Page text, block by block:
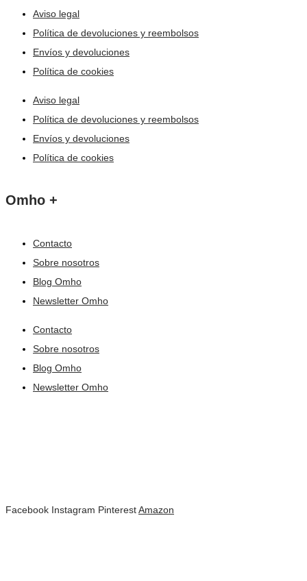
Aviso legal
Política de devoluciones y reembolsos
Envíos y devoluciones
Política de cookies
Aviso legal
Política de devoluciones y reembolsos
Envíos y devoluciones
Política de cookies
Omho +
Contacto
Sobre nosotros
Blog Omho
Newsletter Omho
Contacto
Sobre nosotros
Blog Omho
Newsletter Omho
Facebook Instagram PinterestAmazon